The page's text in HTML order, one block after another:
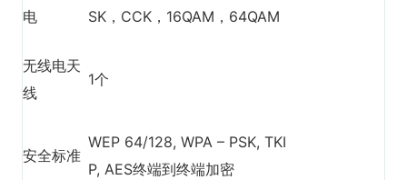
电
SK，CCK，16QAM，64QAM
无线电天
线
1个
安全标准
WEP 64/128, WPA – PSK, TKI
P, AES终端到终端加密